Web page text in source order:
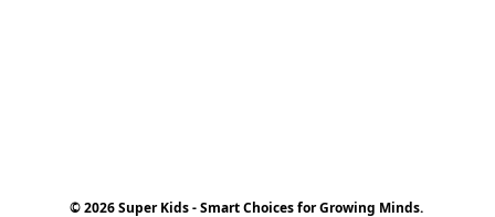
© 2026 Super Kids - Smart Choices for Growing Minds.